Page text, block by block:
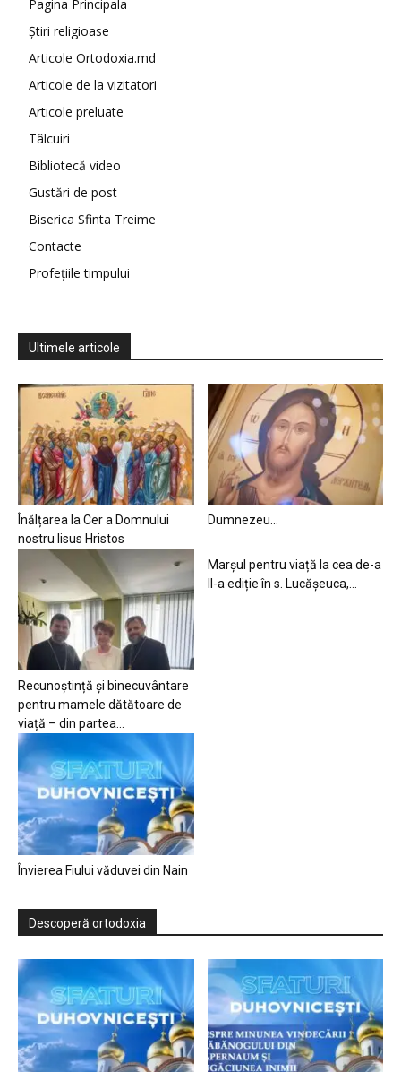
Pagina Principala
Știri religioase
Articole Ortodoxia.md
Articole de la vizitatori
Articole preluate
Tâlcuiri
Bibliotecă video
Gustări de post
Biserica Sfinta Treime
Contacte
Profețiile timpului
Ultimele articole
Înălțarea la Cer a Domnului
nostru Iisus Hristos
Dumnezeu…
Recunoștință și binecuvântare
pentru mamele dătătoare de
viață – din partea...
Marșul pentru viață la cea de-a
II-a ediție în s. Lucășeuca,...
Învierea Fiului văduvei din Nain
Descoperă ortodoxia